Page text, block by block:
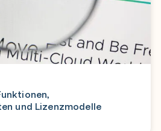
und Lizenzmodelle